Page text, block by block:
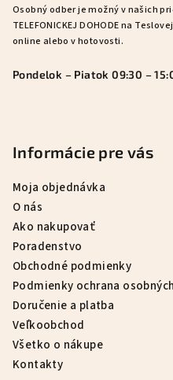
Osobný odber je možný v našich
TELEFONICKEJ DOHODE na
online alebo v hotovosti.
Pondelok – Piatok 09:30 –
Informácie pre vás
Moja objednávka
O nás
Ako nakupovať
Poradenstvo
Obchodné podmienky
Podmienky ochrana
Doručenie a platba
Veľkoobchod
Všetko o nákupe
Kontakty